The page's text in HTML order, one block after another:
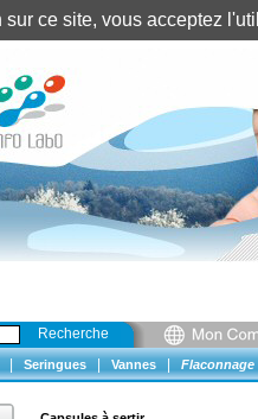
Recherche
Seringues Vannes Flaconnage
sur ce site, vous acceptez